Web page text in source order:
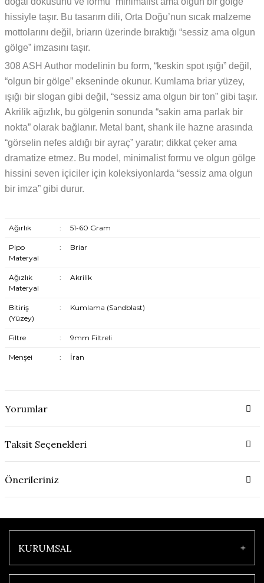
hissiyle taşır. Bu tasarım dili, Orta Doğu’nun sıcak malzeme
mottolarını değil, briarın üzerinde bıraktığı “sessiz ama olgun
gölge” imzasını taşır.
308 ASH Author modelinin bu form, “keskin spot ışığı” değil,
“olgun bir gölge” ekseninde okunur. Kumlama briar yüzey,
ışığı bir slogan gibi değil, “sessiz ama olgun bir ton” gibi taşır.
Akrilik ağızlık, bu gölgenin sonunda “sakin ama parlak bir
nokta” olarak bağlanır. Metal bant, shank ile hazne arasında
“görselin nefes aldığı bir ayraç” yaratır; dikkat çeker ama
dramatize etmez. Bu model, minimalist formu ve olgun gölge
hissini seven içiciler için koleksiyonlarda “sessiz ama olgun
bir imza” gibi durur.
Ağırlık : 51-60 Gram
Pipo
Materyal
: Briar
Ağızlık
Materyal
: Akrilik
Bitiriş
(Yüzey)
: Kumlama (Sandblast)
Filtre : 9mm Filtreli
Menşei : İran
Yorumlar
Taksit Seçenekleri
Önerileriniz
KURUMSAL